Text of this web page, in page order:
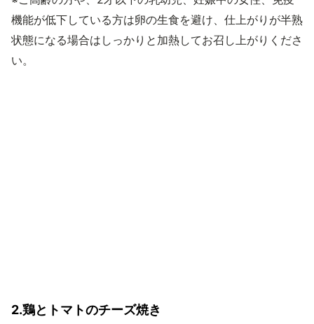
機能が低下している方は卵の生食を避け、仕上がりが半熟
状態になる場合はしっかりと加熱してお召し上がりくださ
い。
2.鶏とトマトのチーズ焼き